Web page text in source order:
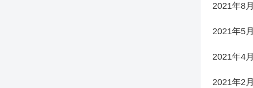
2021年8月
2021年5月
2021年4月
2021年2月